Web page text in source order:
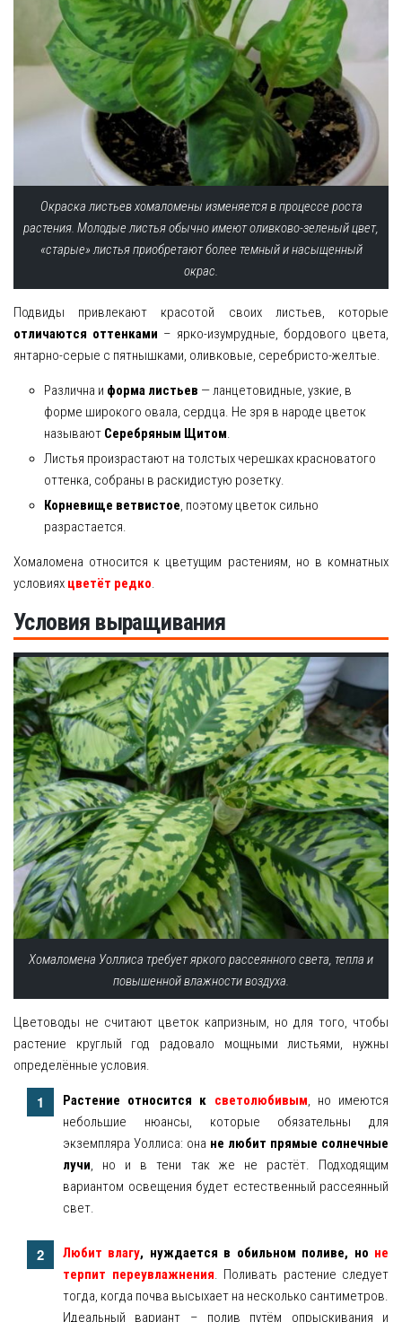
Окраска листьев хомаломены изменяется в процессе роста
растения. Молодые листья обычно имеют оливково-зеленый цвет,
«старые» листья приобретают более темный и насыщенный
окрас.
Подвиды привлекают красотой своих листьев, которые
отличаются оттенками – ярко-изумрудные, бордового цвета,
янтарно-серые с пятнышками, оливковые, серебристо-желтые.
Различна и форма листьев — ланцетовидные, узкие, в
форме широкого овала, сердца. Не зря в народе цветок
называют Серебряным Щитом.
Листья произрастают на толстых черешках красноватого
оттенка, собраны в раскидистую розетку.
Корневище ветвистое, поэтому цветок сильно
разрастается.
Хомаломена относится к цветущим растениям, но в комнатных
условиях цветёт редко.
Условия выращивания
Хомаломена Уоллиса требует яркого рассеянного света, тепла и
повышенной влажности воздуха.
Цветоводы не считают цветок капризным, но для того, чтобы
растение круглый год радовало мощными листьями, нужны
определённые условия.
Растение относится к светолюбивым , но имеются
небольшие нюансы, которые обязательны для
экземпляра Уоллиса: она не любит прямые солнечные
лучи , но и в тени так же не растёт. Подходящим
вариантом освещения будет естественный рассеянный
свет.
Любит влагу, нуждается в обильном поливе, но не
терпит переувлажнения . Поливать растение следует
тогда, когда почва высыхает на несколько сантиметров.
Идеальный вариант – полив путём опрыскивания и